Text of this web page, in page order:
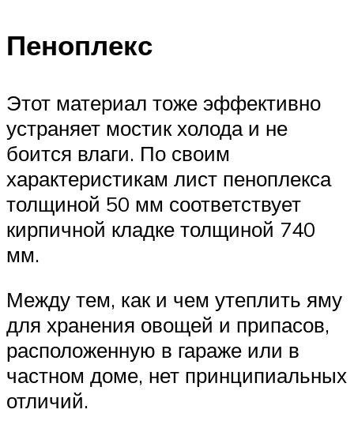
Пеноплекс
Этот материал тоже эффективно
устраняет мостик холода и не
боится влаги. По своим
характеристикам лист пеноплекса
толщиной 50 мм соответствует
кирпичной кладке толщиной 740
мм.
Между тем, как и чем утеплить яму
для хранения овощей и припасов,
расположенную в гараже или в
частном доме, нет принципиальных
отличий.